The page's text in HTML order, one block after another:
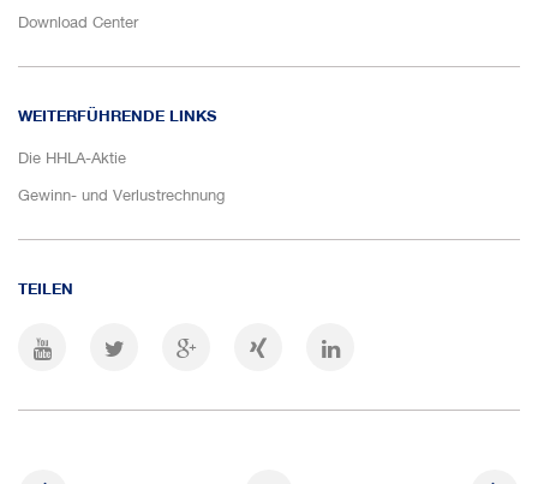
Download Center
WEITERFÜHRENDE LINKS
Die HHLA-Aktie
Gewinn- und Verlustrechnung
TEILEN
YouTube Channel
Auf Twitter teilenAuf Google+ teilen
Auf XING teilen